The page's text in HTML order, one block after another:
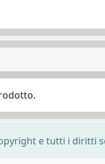
e tutti i diritti